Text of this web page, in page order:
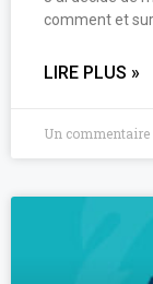
comment et
LIRE PLUS »
Un commentaire